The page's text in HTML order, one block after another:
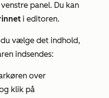
venstre panel. Du kan
i editoren.
vælge det indhold,
indsendes:
over
klik på